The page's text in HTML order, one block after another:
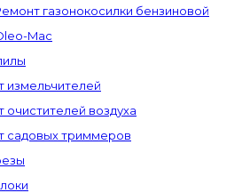
газонокосилки бензиновой
Mac
измельчителей
очистителей воздуха
садовых триммеров